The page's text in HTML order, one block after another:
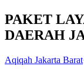
PAKET
DAERAH
Aqiqah Jakarta Barat